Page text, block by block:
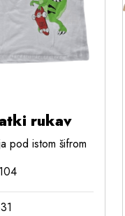
rukav
pod istom šifrom